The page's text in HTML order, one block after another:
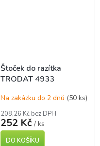
Štoček do razítka
TRODAT 4933
Na zakázku do 2 dnů (50 ks)
208,26 Kč bez DPH
252 Kč / ks
DO KOŠÍKU